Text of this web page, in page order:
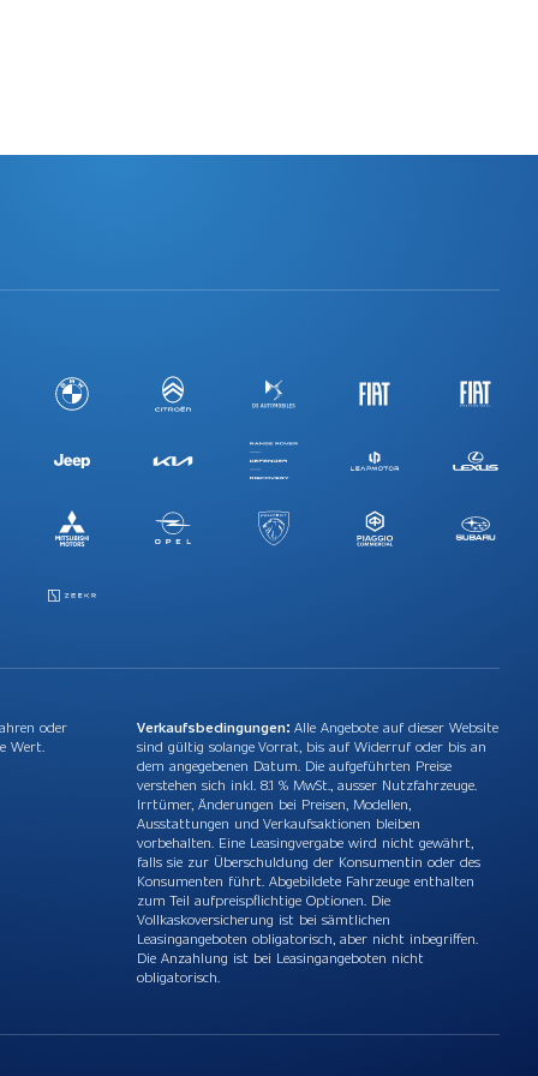
oder
Wert.
Verkaufsbedingungen: Alle Angebote auf dieser Website
sind gültig solange Vorrat, bis auf Widerruf oder bis an
dem angegebenen Datum. Die aufgeführten Preise
verstehen sich inkl. 8.1 % MwSt., ausser Nutzfahrzeuge.
Irrtümer, Änderungen bei Preisen, Modellen,
Ausstattungen und Verkaufsaktionen bleiben
vorbehalten. Eine Leasingvergabe wird nicht gewährt,
falls sie zur Überschuldung der Konsumentin oder des
Konsumenten führt. Abgebildete Fahrzeuge enthalten
zum Teil aufpreispflichtige Optionen. Die
Vollkaskoversicherung ist bei sämtlichen
Leasingangeboten obligatorisch, aber nicht inbegriffen.
Die Anzahlung ist bei Leasingangeboten nicht
obligatorisch.